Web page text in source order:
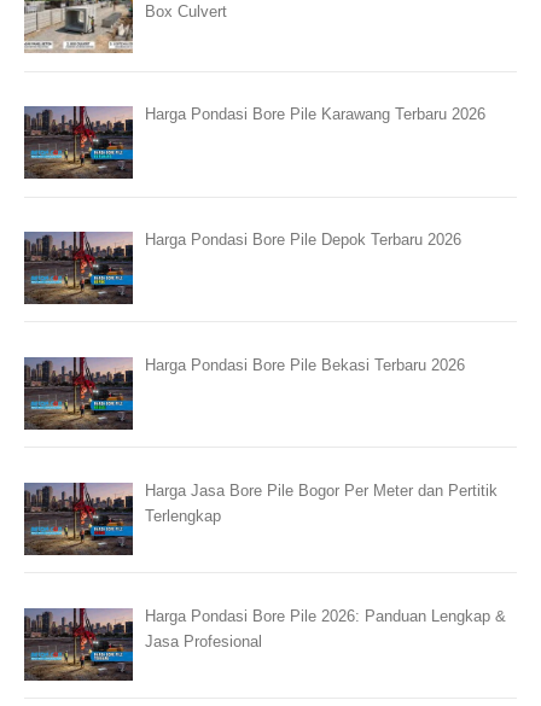
Box Culvert
Harga Pondasi Bore Pile Karawang Terbaru 2026
Harga Pondasi Bore Pile Depok Terbaru 2026
Harga Pondasi Bore Pile Bekasi Terbaru 2026
Harga Jasa Bore Pile Bogor Per Meter dan Pertitik
Terlengkap
Harga Pondasi Bore Pile 2026: Panduan Lengkap &
Jasa Profesional